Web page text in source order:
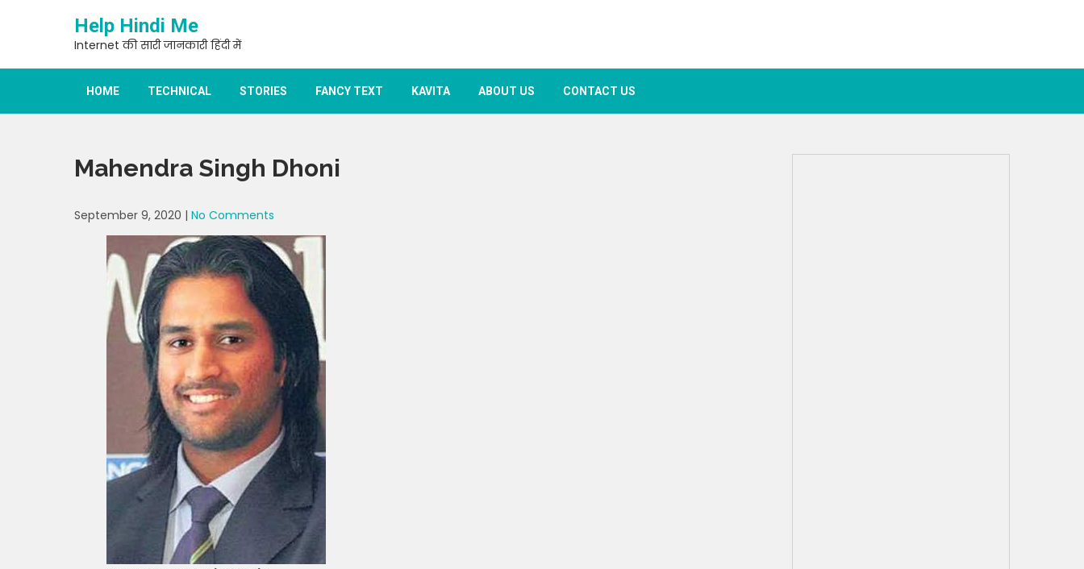
Help Hindi Me
Internet की सारी जानकारी हिंदी में
HOME TECHNICAL STORIES FANCY TEXT KAVITA ABOUT US CONTACT US
Mahendra Singh Dhoni
September 9, 2020 | No Comments